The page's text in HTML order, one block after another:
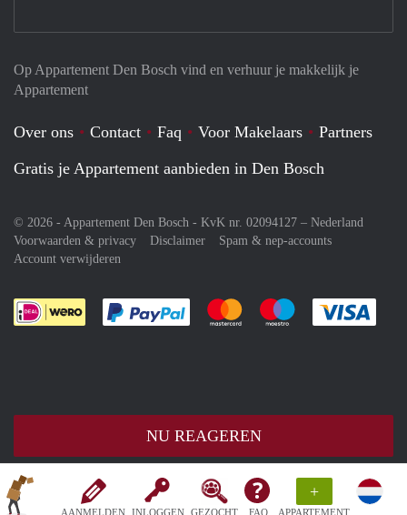
AANMELDEN INLOGGEN GEZOCHT FAQ
+
APPARTEMENT
NU REAGEREN
Op Appartement Den Bosch vind en verhuur je makkelijk je
Appartement
Over ons Contact Faq Voor Makelaars
Partners
Gratis je Appartement aanbieden in Den Bosch
© 2026 - Appartement Den Bosch - KvK nr. 02094127 – Nederland
Voorwaarden & privacy
Disclaimer
Spam & nep-accounts
Account verwijderen
Je rekent gemakkelijk af met Paypal
Je rekent gemakkelijk af met
Je rekent